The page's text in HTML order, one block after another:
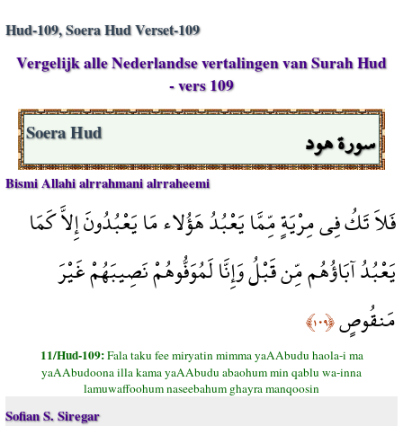
Hud-109, Soera Hud Verset-109
Vergelijk alle Nederlandse vertalingen van Surah Hud
- vers 109
سورة هود Soera Hud
Bismi Allahi alrrahmani alrraheemi
فَلاَ تَكُ فِي مِرْيَةٍ مِّمَّا يَعْبُدُ هَؤُلاء مَا يَعْبُدُونَ إِلاَّ كَمَا
يَعْبُدُ آبَاؤُهُم مِّن قَبْلُ وَإِنَّا لَمُوَفُّوهُمْ نَصِيبَهُمْ غَيْرَ
مَنقُوصٍ﴿١٠٩﴾
11/Hud-109:Fala taku fee miryatin mimma yaAAbudu haola-i ma
yaAAbudoona illa kama yaAAbudu abaohum min qablu wa-inna
lamuwaffoohum naseebahum ghayra manqoosin
Sofian S. Siregar